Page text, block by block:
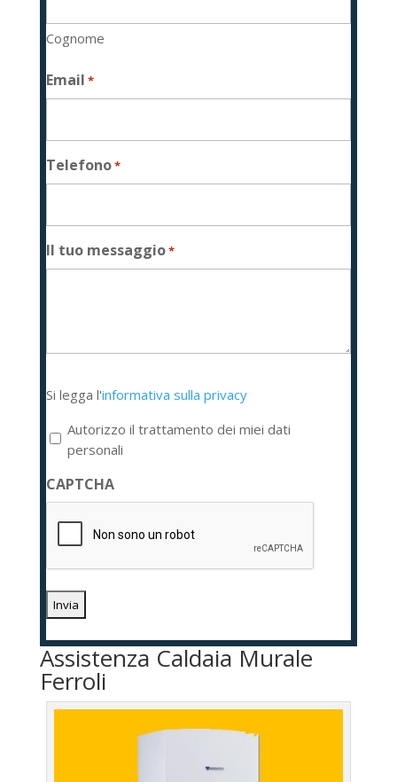
Cognome
Email *
Telefono*
Il tuo messaggio*
legga
l'informativa
sulla
privacy
*
Si legga l'informativa sulla privacy
Autorizzo il trattamento dei miei dati
personali
CAPTCHA
Assistenza Caldaia Murale
Ferroli